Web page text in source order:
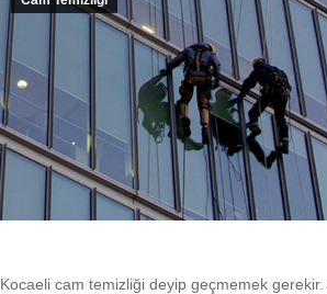
Kocaeli cam temizliği deyip geçmemek